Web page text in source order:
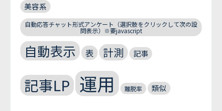
美容系
自動応答チャット形式アンケート（選択肢をクリックして次の設
問表示）※要javascript
自動表示 表 計測 記事
記事LP 運用 離脱率 類似